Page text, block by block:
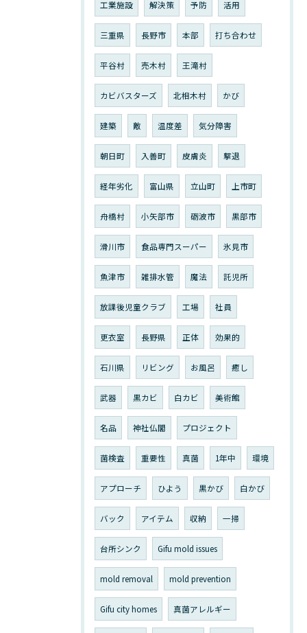
工業施設 解決策 予防 活用
三重県 長野市 本部 打ち合わせ
平谷村 売木村 王滝村
カビバスターズ 北相木村 かび
建築 敵 温度差 気分障害
朝日町 入善町 皮膚炎 撃退
経年劣化 富山県 立山町 上市町
舟橋村 小矢部市 砺波市 黒部市
滑川市 食品専門スーパー 氷見市
魚津市 雑排水管 魔法 託児所
放課後児童クラブ 工場 社員
更衣室 長野県 正体 効果的
石川県 リビング お風呂 癒し
武器 黒カビ 白カビ 美術館
名品 神社仏閣 プロジェクト
菌検査 重要性 真菌 1年中 環境
アプローチ ひよう 黒かび 白かび
バック アイテム 収納 一掃
台所シンク Gifu mold issues
mold removal mold prevention
Gifu city homes 真菌アレルギー